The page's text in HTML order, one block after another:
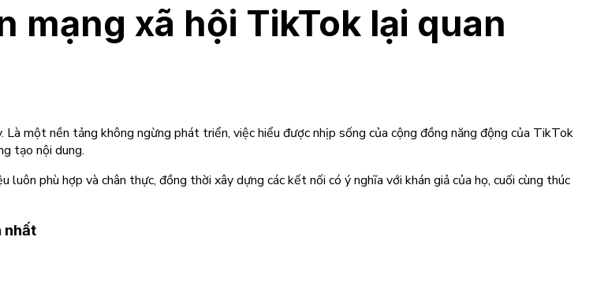
mạng xã hội TikTok lại quan
một nền tảng không ngừng phát triển, việc hiểu được nhịp sống của cộng đồng năng động của TikTok
tạo nội dung.
phù hợp và chân thực, đồng thời xây dựng các kết nối có ý nghĩa với khán giả của họ, cuối cùng thúc
nhất